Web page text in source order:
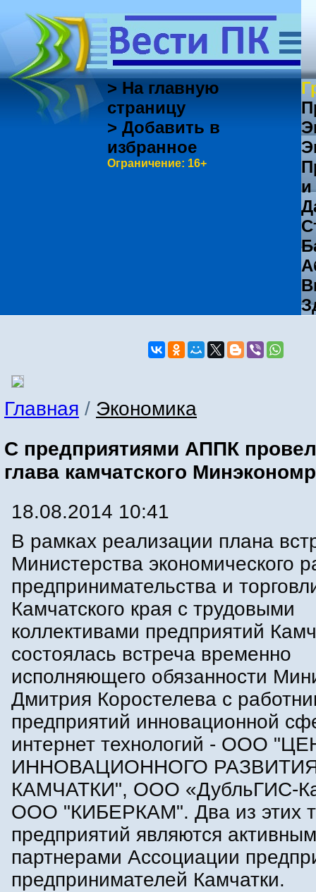
> На главную
страницу
> Добавить в
избранное
Ограничение: 16+
Главная / Экономика
С предприятиями АППК
глава камчатского
18.08.2014 10:41
В рамках реализации плана
Министерства экономического
предпринимательства и
Камчатского края с трудовыми
коллективами предприятий
состоялась встреча временно
исполняющего обязанности
Дмитрия Коростелева с
предприятий инновационной
интернет технологий - ООО
ИННОВАЦИОННОГО
КАМЧАТКИ", ООО «ДубльГИС-
ООО "КИБЕРКАМ". Два из этих
предприятий являются
партнерами Ассоциации
предпринимателей Камчатки.